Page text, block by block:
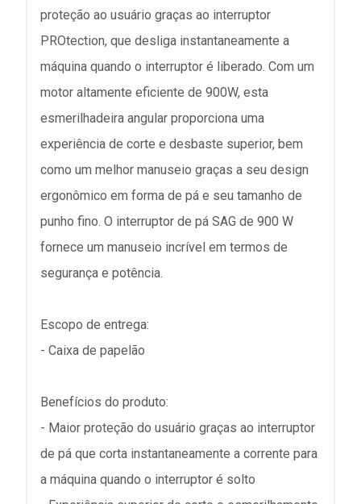
proteção ao usuário graças ao interruptor
PROtection, que desliga instantaneamente a
máquina quando o interruptor é liberado. Com um
motor altamente eficiente de 900W, esta
esmerilhadeira angular proporciona uma
experiência de corte e desbaste superior, bem
como um melhor manuseio graças a seu design
ergonômico em forma de pá e seu tamanho de
punho fino. O interruptor de pá SAG de 900 W
fornece um manuseio incrível em termos de
segurança e potência.
Escopo de entrega:
- Caixa de papelão
Benefícios do produto:
- Maior proteção do usuário graças ao interruptor
de pá que corta instantaneamente a corrente para
a máquina quando o interruptor é solto